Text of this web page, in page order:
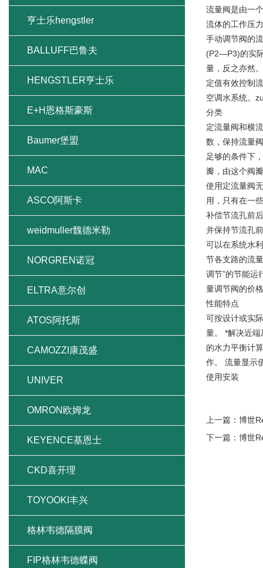
流量阀是由一
流体的工作压
手动调节阀的
(P2—P3)的实
量，反之亦然
定值有效控制
空调水系统。
分类
定流量阀和横
数，保持流量
足够的条件下
瓣，由这个阀
使用定流量阀
用，只有在一
补偿节流孔前
并保持节流孔
可以在系统水
节各支路的流
调节”的节能运
量调节阀的价
性能特点
可按设计或实
量。 *解决近
的水力平衡计
作。 流量显示
使用安装
上一篇： 博世
下一篇： 博世
亨士乐hengstler
BALLUFF巴鲁夫
HENGSTLER亨士乐
E+H恩格斯豪斯
Baumer堡盟
MAC
ASCO阿斯卡
weidmuller魏德米勒
NORGREN诺冠
ELTRA意尔创
ATOS阿托斯
CAMOZZI康茂盛
UNIVER
OMRON欧姆龙
KEYENCE基恩士
CKD喜开理
TOYOOKI丰兴
格林韦德隔膜阀
FIP格林韦德蝶阀